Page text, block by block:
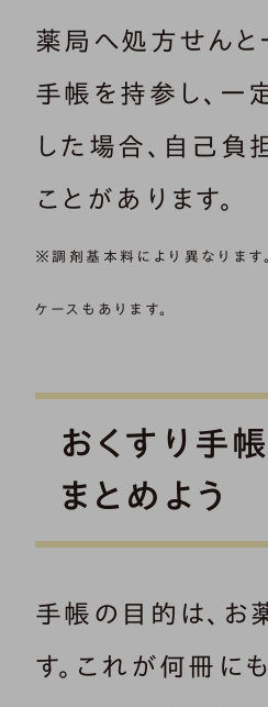
薬局へ処方せんと
手帳を持参し、一
した場合、自己負
ことがあります。
※調剤基本料により異なります
ケースもあります。
おくすり手
まとめよう
手帳の目的は、お
す。これが何冊に